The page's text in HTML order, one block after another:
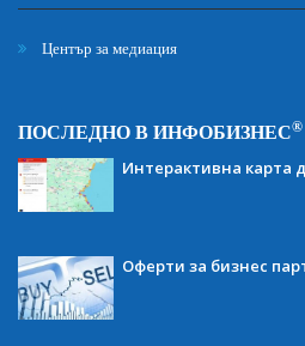
Център за медиация
ПОСЛЕДНО В ИНФОБИЗНЕС®
Интерактивна карта
Оферти за бизнес